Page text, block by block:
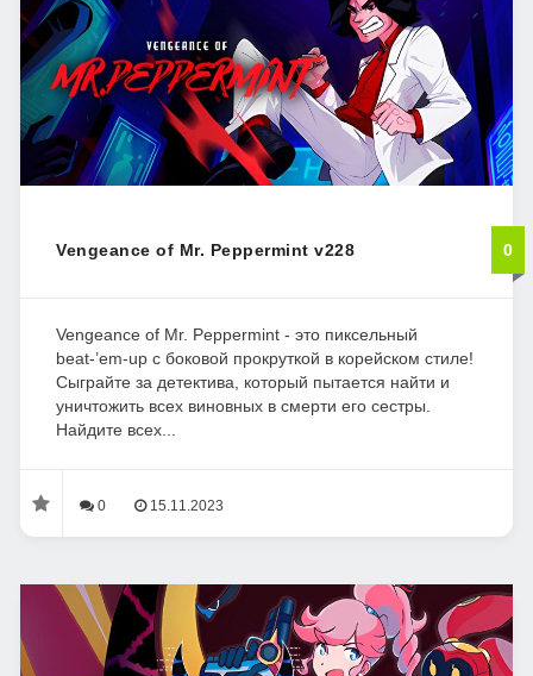
Vengeance of Mr. Peppermint v228 0
Vengeance of Mr. Peppermint - это пиксельный
beat-’em-up с боковой прокруткой в корейском стиле!
Сыграйте за детектива, который пытается найти и
уничтожить всех виновных в смерти его сестры.
Найдите всех...
0 15.11.2023